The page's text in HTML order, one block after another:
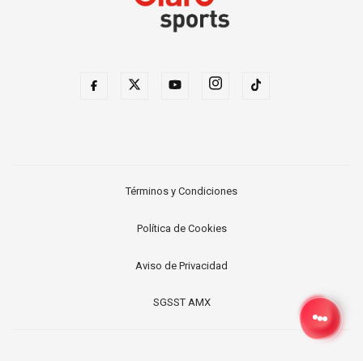
Términos y Condiciones
Política de Cookies
Aviso de Privacidad
SGSST AMX